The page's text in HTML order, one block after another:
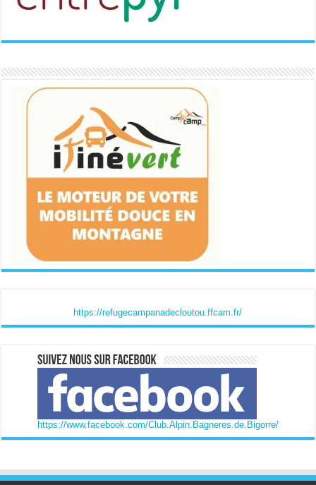
https://refugecampanadecloutou.ffcam.fr/
https://www.facebook.com/Club.Alpin.Bagneres.de.Bigorre/